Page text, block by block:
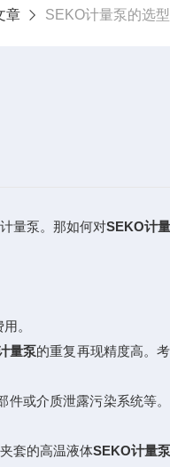
章 SEKO计量泵的选
量泵。那如何对SEKO计
。
量泵的重复再现精度高。
件或介质泄露污染系统等
套的高温液体SEKO计量泵